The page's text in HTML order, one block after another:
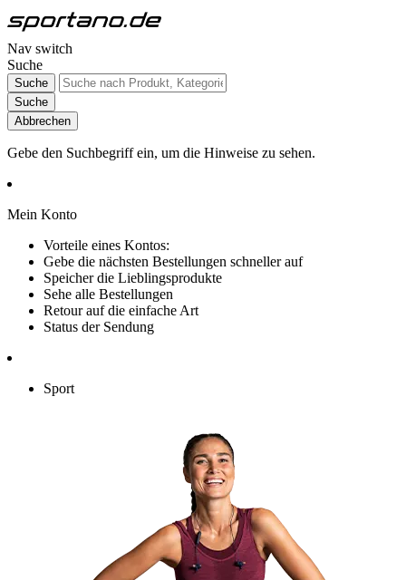
Nav switch
Suche
Suche
Suche
Abbrechen
Gebe den Suchbegriff ein, um die Hinweise zu sehen.
Mein Konto
Vorteile eines Kontos:
Gebe die nächsten Bestellungen schneller auf
Speicher die Lieblingsprodukte
Sehe alle Bestellungen
Retour auf die einfache Art
Status der Sendung
Sport